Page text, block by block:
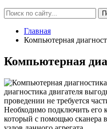
Главная
Компьютерная
Компьютерная
диагностика двигателя
проведении не требуется
Необходимо подключить его
который с помощью сканера